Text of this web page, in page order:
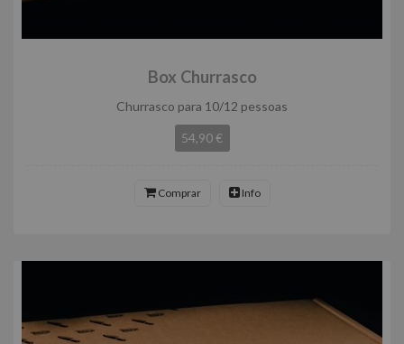
Box Churrasco
Churrasco para 10/12 pessoas
54,90 €
Comprar Info